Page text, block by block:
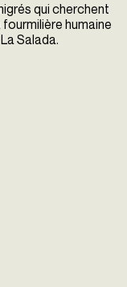
qui cherchent
fourmilière humaine
Salada.